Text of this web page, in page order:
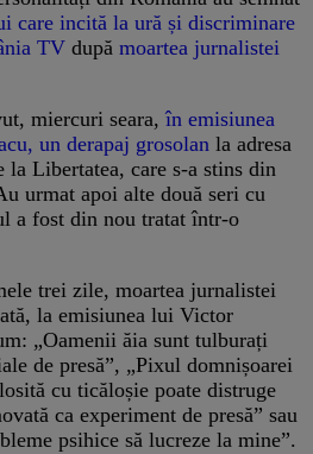
care incită la ură și discriminare
TV după moartea jurnalistei
miercuri seara,în emisiunea
un derapaj grosolan la adresa
Libertatea, care s-a stins din
urmat apoi alte două seri cu
a fost din nou tratat într-o
trei zile, moartea jurnalistei
la emisiunea lui Victor
„Oamenii ăia sunt tulburați
de presă”, „Pixul domnișoarei
cu ticăloșie poate distruge
ca experiment de presă” sau
psihice să lucreze la mine”.